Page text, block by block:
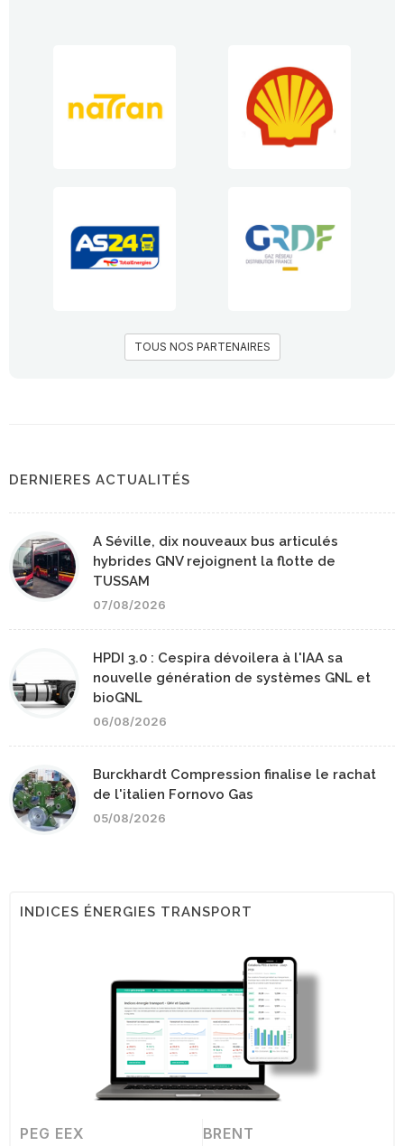
TOUS NOS PARTENAIRES
DERNIERES ACTUALITÉS
A Séville, dix nouveaux bus articulés
hybrides GNV rejoignent la flotte de
TUSSAM
07/08/2026
HPDI 3.0 : Cespira dévoilera à l'IAA sa
nouvelle génération de systèmes GNL et
bioGNL
06/08/2026
Burckhardt Compression finalise le rachat
de l'italien Fornovo Gas
05/08/2026
INDICES ÉNERGIES TRANSPORT
PEG EEX BRENT